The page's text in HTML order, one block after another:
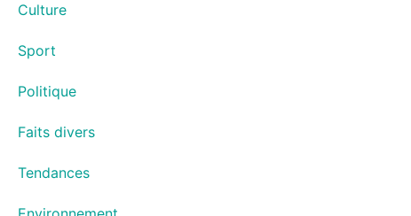
Culture
Sport
Politique
Faits divers
Tendances